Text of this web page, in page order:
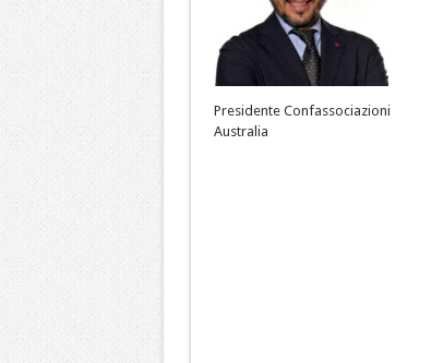
Presidente Confassociazioni
Australia